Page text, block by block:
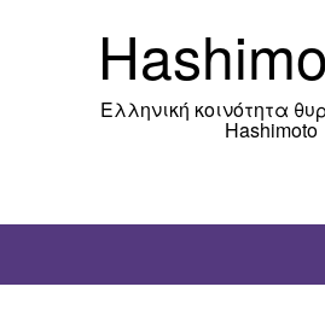
Ελληνική κοινότητα
Hashimoto